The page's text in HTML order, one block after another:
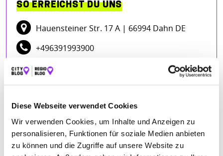
Diese Webseite verwendet Cookies
Wir verwenden Cookies, um Inhalte und Anzeigen zu
personalisieren, Funktionen für soziale Medien anbieten
zu können und die Zugriffe auf unsere Website zu
SO ERREICHST DU UNS
Hauensteiner Str. 17 A | 66994 Dahn DE
+496391993900
logopaedie-meigel-dahn.de